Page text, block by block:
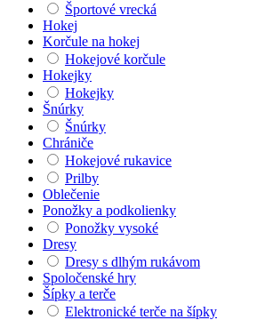
Športové vrecká
Hokej
Korčule na hokej
Hokejové korčule
Hokejky
Hokejky
Šnúrky
Šnúrky
Chrániče
Hokejové rukavice
Prilby
Oblečenie
Ponožky a podkolienky
Ponožky vysoké
Dresy
Dresy s dlhým rukávom
Spoločenské hry
Šípky a terče
Elektronické terče na šípky